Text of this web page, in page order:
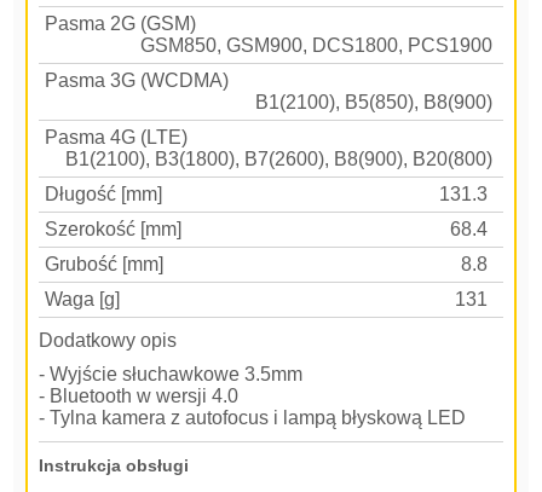
Pasma 2G (GSM)
GSM850, GSM900, DCS1800, PCS1900
Pasma 3G (WCDMA)
B1(2100), B5(850), B8(900)
Pasma 4G (LTE)
B1(2100), B3(1800), B7(2600), B8(900), B20(800)
Długość [mm]
131.3
Szerokość [mm]
68.4
Grubość [mm]
8.8
Waga [g]
131
Dodatkowy opis
- Wyjście słuchawkowe 3.5mm
- Bluetooth w wersji 4.0
- Tylna kamera z autofocus i lampą błyskową LED
Instrukcja obsługi